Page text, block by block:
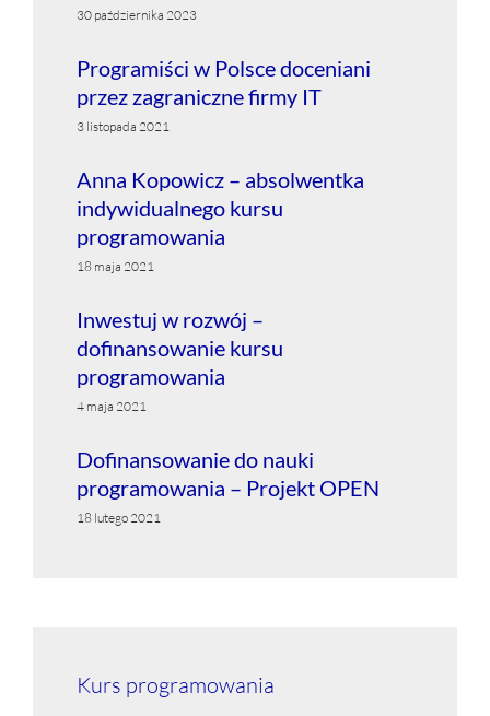
30 października 2023
Programiści w Polsce doceniani
przez zagraniczne firmy IT
3 listopada 2021
Anna Kopowicz – absolwentka
indywidualnego kursu
programowania
18 maja 2021
Inwestuj w rozwój –
dofinansowanie kursu
programowania
4 maja 2021
Dofinansowanie do nauki
programowania – Projekt OPEN
18 lutego 2021
Kurs programowania